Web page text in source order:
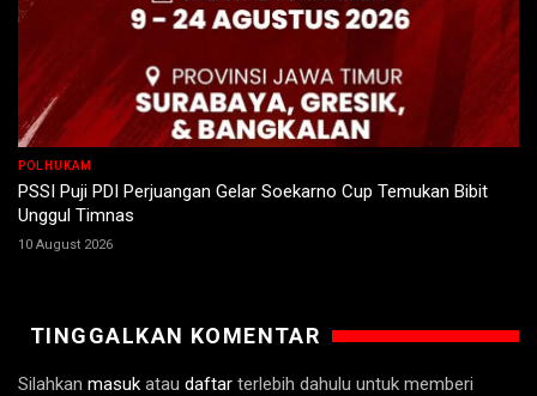
POLHUKAM
PSSI Puji PDI Perjuangan Gelar Soekarno Cup Temukan Bibit
Unggul Timnas
10 August 2026
TINGGALKAN KOMENTAR
Silahkan masuk atau daftar terlebih dahulu untuk memberi